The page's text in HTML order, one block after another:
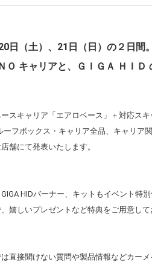
日（土）、21日（日）の２日間。
Ｏ キャリアと、ＧＩＧＡ ＨＩＤ
スキャリア「エアロベース」＋対応スキ
ーフボックス・キャリア全品、キャリア
舗にて発表いたします。
HIDバーナー、キットもイベント特別
嬉しいプレゼントなど特典をご用意して
直接聞けない質問や製品情報などカー